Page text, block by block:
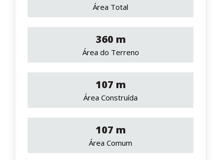
Área Total
360 m
Área do Terreno
107 m
Área Construída
107 m
Área Comum